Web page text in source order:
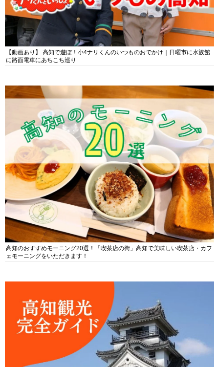
【動画あり】 高知で遊ぼ！小4ナリくんのいつものおでかけ｜日曜市に水族館
に路面電車にあちこち巡り
高知のおすすめモーニング20選！「喫茶店の街」高知で美味しい喫茶店・カフ
ェモーニングをいただきます！